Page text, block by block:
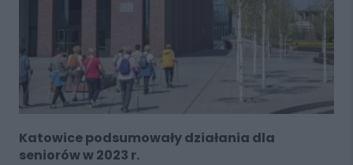
Katowice podsumowały działania dla
seniorów w 2023 r.